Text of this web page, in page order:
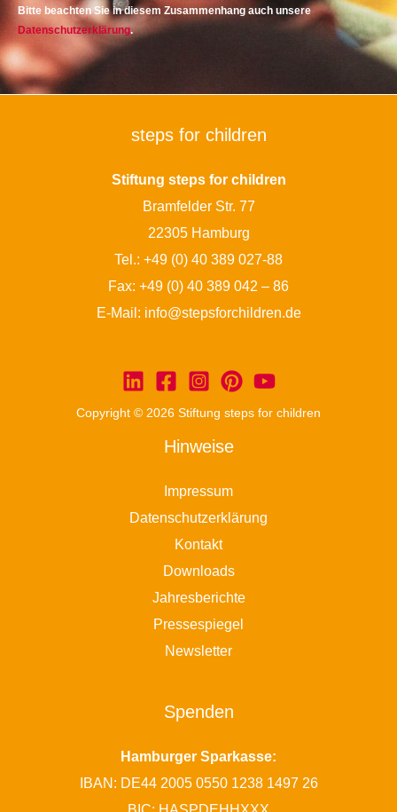
Bitte beachten Sie in diesem Zusammenhang auch unsere
Datenschutzerklärung.
steps for children
Stiftung steps for children
Bramfelder Str. 77
22305 Hamburg
Tel.: +49 (0) 40 389 027-88
Fax: +49 (0) 40 389 042 – 86
E-Mail: info@stepsforchildren.de
Copyright © 2026 Stiftung steps for children
Hinweise
Impressum
Datenschutzerklärung
Kontakt
Downloads
Jahresberichte
Pressespiegel
Newsletter
Spenden
Hamburger Sparkasse:
IBAN: DE44 2005 0550 1238 1497 26